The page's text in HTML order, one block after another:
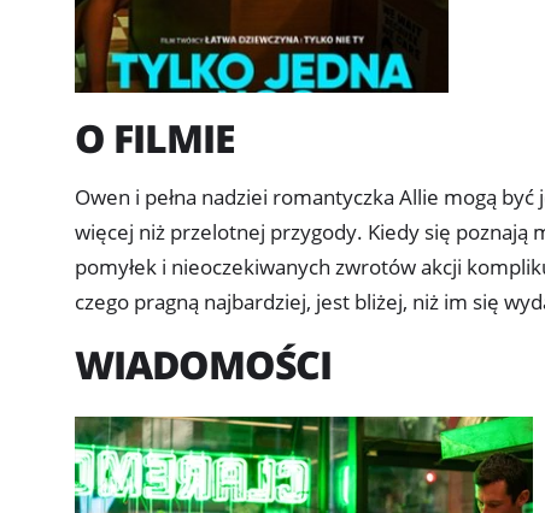
O FILMIE
Owen i pełna nadziei romantyczka Allie mogą
więcej niż przelotnej przygody. Kiedy się poznają
pomyłek i nieoczekiwanych zwrotów akcji
czego pragną najbardziej, jest bliżej, niż im się
WIADOMOŚCI